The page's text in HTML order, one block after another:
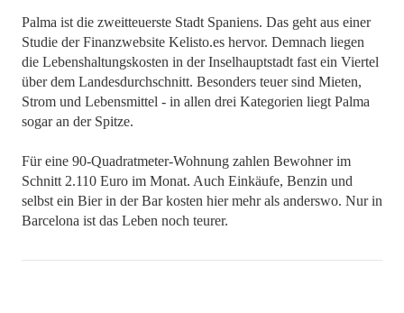
Palma ist die zweitteuerste Stadt Spaniens. Das geht aus einer
Studie der Finanzwebsite Kelisto.es hervor. Demnach liegen
die Lebenshaltungskosten in der Inselhauptstadt fast ein Viertel
über dem Landesdurchschnitt. Besonders teuer sind Mieten,
Strom und Lebensmittel - in allen drei Kategorien liegt Palma
sogar an der Spitze.
Für eine 90-Quadratmeter-Wohnung zahlen Bewohner im
Schnitt 2.110 Euro im Monat. Auch Einkäufe, Benzin und
selbst ein Bier in der Bar kosten hier mehr als anderswo. Nur in
Barcelona ist das Leben noch teurer.